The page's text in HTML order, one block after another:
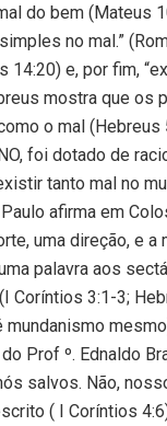
do bem (Mateus
no mal.”
14:20) e, por fim,
mostra que
o mal
foi dotado de
tanto mal no
afirma em
uma direção, e
palavra aos
Coríntios 3:1-3;
mundanismo
Prof º. Ednaldo
salvos. Não,
( I Coríntios